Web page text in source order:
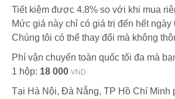
Tiết kiệm được 4.8% so với khi mua
Mức giá này chỉ có giá trị đến hết ngày
Chúng tôi có thể thay đổi mà không
Phí vận chuyển toàn quốc tối đa mà
1 hộp: 18 000 VND
Tại Hà Nội, Đà Nẵng, TP Hồ Chí Minh